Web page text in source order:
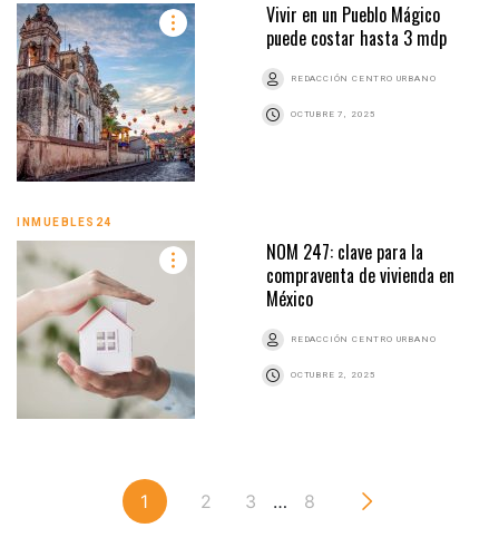
Vivir en un Pueblo Mágico
puede costar hasta 3 mdp
REDACCIÓN CENTRO URBANO
OCTUBRE 7, 2025
INMUEBLES24
NOM 247: clave para la
compraventa de vivienda en
México
REDACCIÓN CENTRO URBANO
OCTUBRE 2, 2025
1 2 3 … 8